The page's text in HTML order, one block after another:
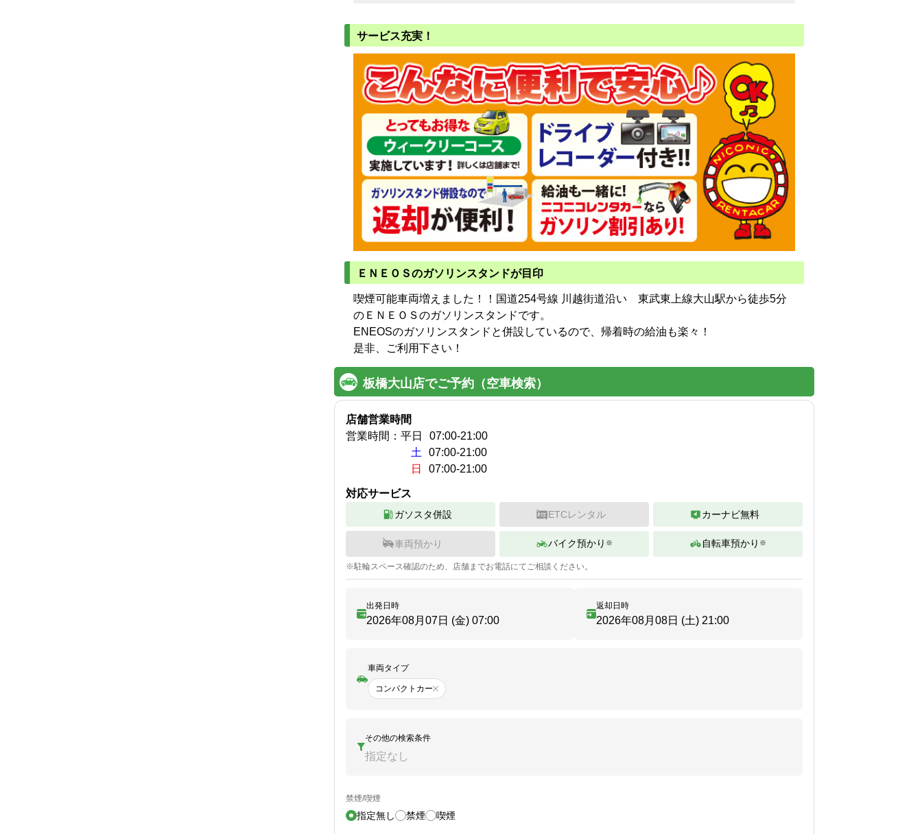
サービス充実！
ＥＮＥＯＳのガソリンスタンドが目印
喫煙可能車両増えました！！国道254号線 川越街道沿い　東武東上線大山駅から徒歩5分
のＥＮＥＯＳのガソリンスタンドです。
ENEOSのガソリンスタンドと併設しているので、帰着時の給油も楽々！
是非、ご利用下さい！
板橋大山店でご予約（空車検索）
店舗営業時間
営業時間： 平日 07:00-21:00
土
07:00-21:00
日
07:00-21:00
対応サービス
ガソスタ併設 ETCレンタル カーナビ無料
車両預かり バイク預かり ※ 自転車預かり ※
※駐輪スペース確認のため、店舗までお電話にてご相談ください。
出発日時
2026年08月07日 (金) 07:00
返却日時
2026年08月08日 (土) 21:00
車両タイプ
コンパクトカー
その他の検索条件
指定なし
禁煙/喫煙
指定無し 禁煙 喫煙